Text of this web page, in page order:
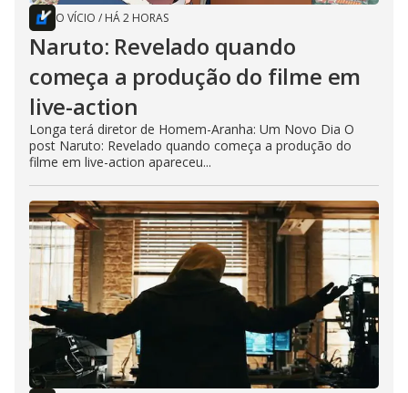
O VÍCIO / HÁ 2 HORAS
Naruto: Revelado quando
começa a produção do filme em
live-action
Longa terá diretor de Homem-Aranha: Um Novo Dia O
post Naruto: Revelado quando começa a produção do
filme em live-action apareceu...